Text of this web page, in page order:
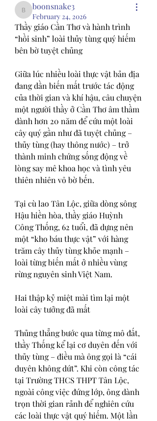
boonsnake3
boonsnake3
February 24, 2026
Thầy giáo Cần Thơ và hành trình
“hồi sinh” loài thủy tùng quý hiếm
bên bờ tuyệt chủng
Giữa lúc nhiều loài thực vật bản địa
đang dần biến mất trước tác động
của thời gian và khí hậu, câu chuyện
một người thầy ở Cần Thơ âm thầm
dành hơn 20 năm để cứu một loài
cây quý gần như đã tuyệt chủng –
thủy tùng (hay thông nước) – trở
thành minh chứng sống động về
lòng say mê khoa học và tình yêu
thiên nhiên vô bờ bến.
Tại cù lao Tân Lộc, giữa dòng sông
Hậu hiền hòa, thầy giáo Huỳnh
Công Thống, 62 tuổi, đã dựng nên
một “kho báu thực vật” với hàng
trăm cây thủy tùng khỏe mạnh –
loài từng biến mất ở nhiều vùng
rừng nguyên sinh Việt Nam.
Hai thập kỷ miệt mài tìm lại một
loài cây tưởng đã mất
Thủng thẳng bước qua từng mô đất,
thầy Thống kể lại cơ duyên đến với
thủy tùng – điều mà ông gọi là “cái
duyên không dứt”. Khi còn công tác
tại Trường THCS THPT Tân Lộc,
ngoài công việc đứng lớp, ông dành
trọn thời gian rảnh để nghiên cứu
các loài thực vật quý hiếm. Một lần